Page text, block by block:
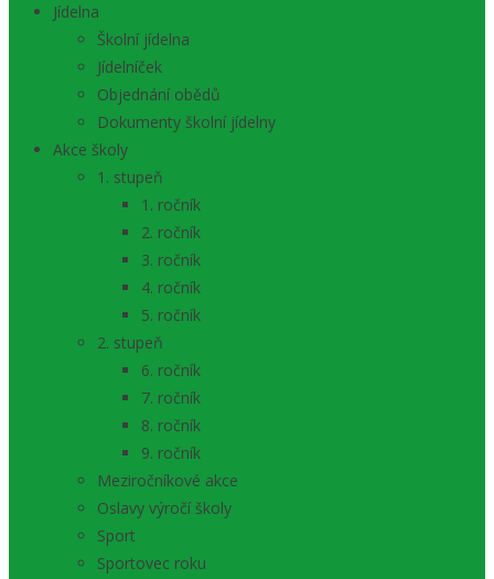
Jídelna
Školní jídelna
Jídelníček
Objednání obědů
Dokumenty školní jídelny
Akce školy
1. stupeň
1. ročník
2. ročník
3. ročník
4. ročník
5. ročník
2. stupeň
6. ročník
7. ročník
8. ročník
9. ročník
Meziročníkové akce
Oslavy výročí školy
Sport
Sportovec roku